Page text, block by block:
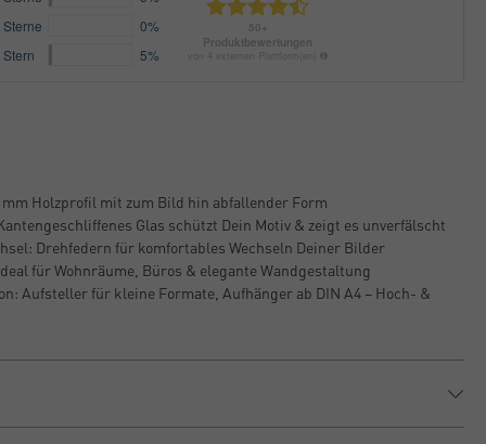
Holzprofil mit zum Bild hin abfallender Form
Glas schützt Dein Motiv & zeigt es unverfälscht
Drehfedern für komfortables Wechseln Deiner Bilder
für Wohnräume, Büros & elegante Wandgestaltung
Aufsteller für kleine Formate, Aufhänger ab DIN A4 – Hoch- &